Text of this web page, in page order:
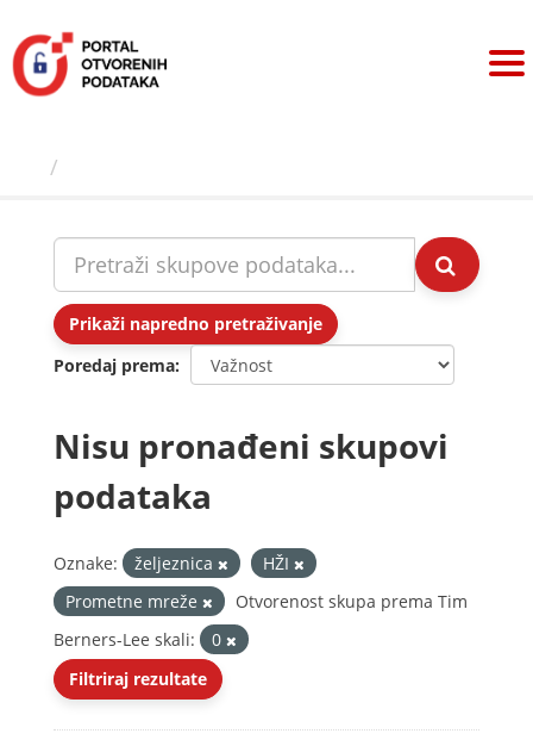
sadržaj
Prikaži napredno pretraživanje
Poredaj prema
Nisu pronađeni skupovi
podataka
Oznake: željeznica
HŽI
Prometne mreže
Otvorenost skupa prema Tim
Berners-Lee skali:
0
Filtriraj rezultate